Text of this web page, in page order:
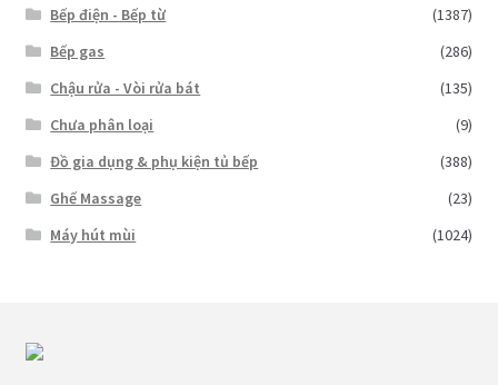
Bếp điện - Bếp từ
(1387)
Bếp gas
(286)
Chậu rửa - Vòi rửa bát
(135)
Chưa phân loại
(9)
Đồ gia dụng & phụ kiện tủ bếp
(388)
Ghế Massage
(23)
Máy hút mùi
(1024)